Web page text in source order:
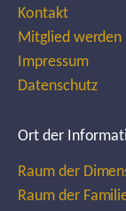
Kontakt
Mitglied werden
Impressum
Datenschutz
Ort der
Raum der
Raum der